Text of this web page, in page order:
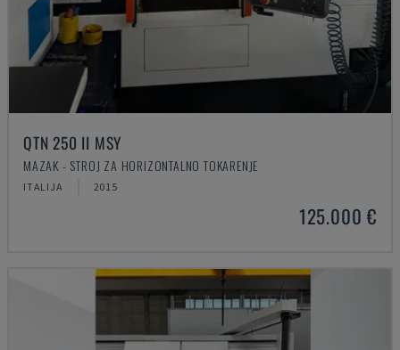
QTN 250 II MSY
MAZAK - STROJ ZA HORIZONTALNO TOKARENJE
ITALIJA 2015
125.000 €